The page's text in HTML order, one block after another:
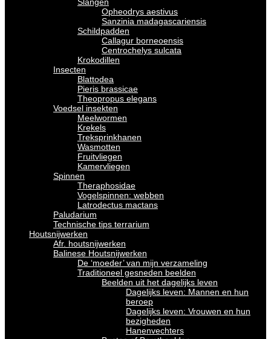
Opheodrys aestivus
Sanzinia madagascariensis
Schildpadden
Callagur borneoensis
Centrochelys sulcata
Krokodillen
Insecten
Blattodea
Pieris brassicae
Theopropus elegans
Voedsel insekten
Meelwormen
Krekels
Treksprinkhanen
Wasmotten
Fruitvliegen
Kamervliegen
Spinnen
Theraphosidae
Vogelspinnen: webben
Latrodectus mactans
Paludarium
Technische tips terrarium
Houtsnijwerken
Afr. houtsnijwerken
Balinese Houtsnijwerken
De ‘moeder’ van mijn verzameling
Traditioneel gesneden beelden
Beelden uit het dagelijks leven
Dagelijks leven: Mannen en hun
beroep
Dagelijks leven: Vrouwen en hun
bezigheden
Hanenvechters